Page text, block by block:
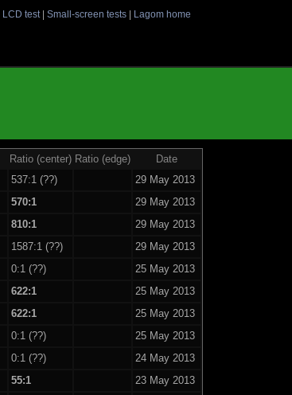
LCD test| Small-screen tests| Lagom home
Ratio (center) Ratio (edge)
Date
537:1 (??)
29 May 2013
570:1
29 May 2013
810:1
29 May 2013
1587:1 (??)
29 May 2013
0:1 (??)
25 May 2013
622:1
25 May 2013
622:1
25 May 2013
0:1 (??)
25 May 2013
0:1 (??)
24 May 2013
55:1
23 May 2013